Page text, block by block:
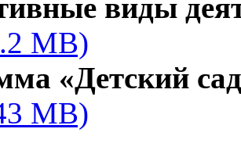
виды
MB)
«Детский
MB)